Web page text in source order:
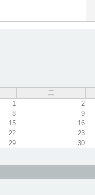
二
1
2
8
9
15
16
22
23
29 30